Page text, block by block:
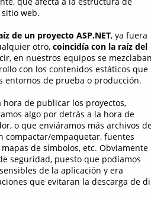
web.
de un proyecto ASP.NET, ya fuera
otro, coincidía con la raíz del
en nuestros equipos se mezclaban
con los contenidos estáticos que
entornos de prueba o producción.
hora de publicar los proyectos,
algo por detrás a la hora de
o que enviáramos más archivos
compactar/empaquetar, fuentes
de símbolos, etc. Obviamente
seguridad, puesto que podíamos
de la aplicación y era
que evitaran la descarga de